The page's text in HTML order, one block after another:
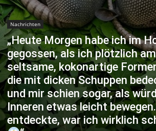
Nachrichten
„Heute Morgen habe ich im
gegossen, als ich plötzlich
seltsame, kokonartige
die mit dicken Schuppen
und mir schien sogar, als
Inneren etwas leicht
entdeckte, war ich wirklich